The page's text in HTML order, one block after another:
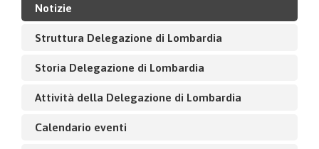
Notizie
Struttura Delegazione di Lombardia
Storia Delegazione di Lombardia
Attività della Delegazione di Lombardia
Calendario eventi